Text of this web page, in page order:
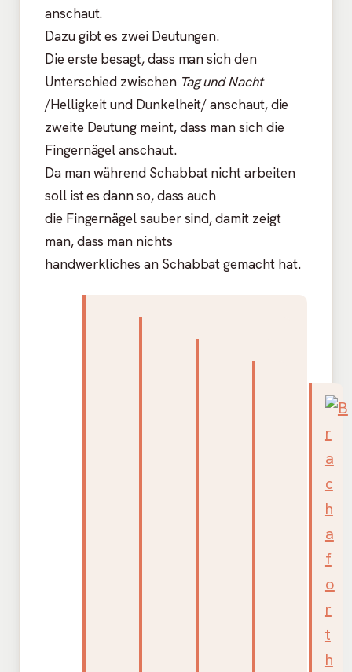
anschaut.
Dazu gibt es zwei Deutungen.
Die erste besagt, dass man sich den
Unterschied zwischenTag und Nacht
/Helligkeit und Dunkelheit/ anschaut, die
zweite Deutung meint, dass man sich die
Fingernägel anschaut.
Da man während Schabbat nicht arbeiten
soll ist es dann so, dass auch
die Fingernägel sauber sind, damit zeigt
man, dass man nichts
handwerkliches an Schabbat gemacht hat.